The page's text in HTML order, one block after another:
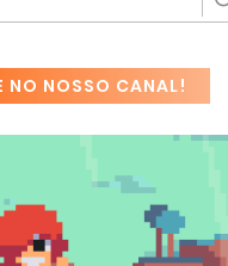
NO NOSSO CANAL!